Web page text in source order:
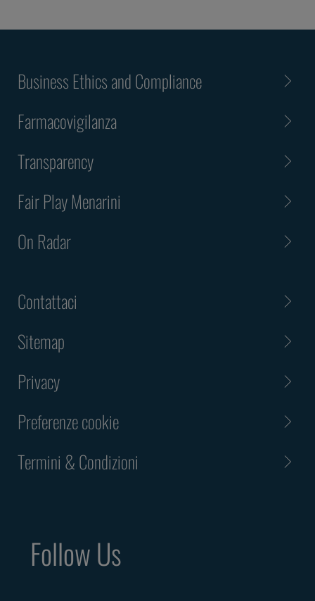
Business Ethics and Compliance
Farmacovigilanza
Transparency
Fair Play Menarini
On Radar
Contattaci
Sitemap
Privacy
Preferenze cookie
Termini & Condizioni
Follow Us